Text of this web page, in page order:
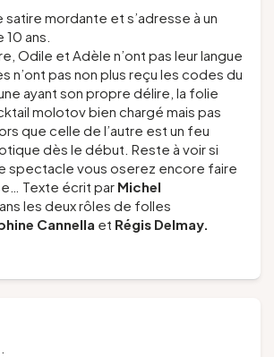
satire mordante et s’adresse à un
ans.
Odile et Adèle n’ont pas leur langue
n’ont pas non plus reçu les codes du
ayant son propre délire, la folie
molotov bien chargé mais pas
que celle de l’autre est un feu
dès le début. Reste à voir si
spectacle vous oserez encore faire
Texte écrit par Michel
les deux rôles de folles
Cannella et Régis Delmay.